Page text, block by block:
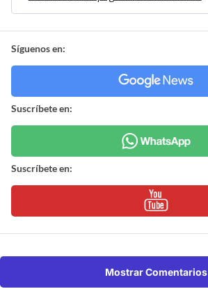
Síguenos en:
Suscríbete en:
Suscríbete en:
Mostrar Comentarios